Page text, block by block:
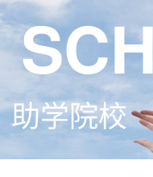
助学院校